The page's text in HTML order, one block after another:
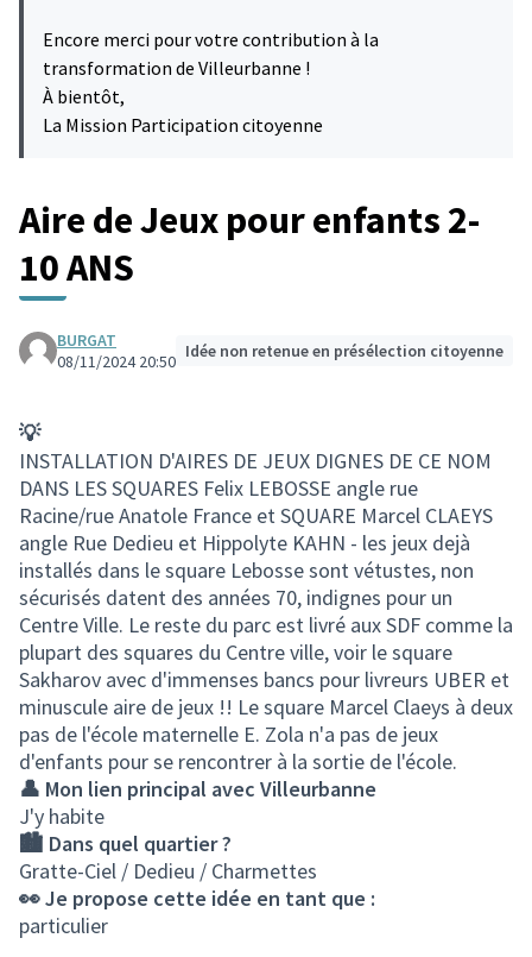
Encore merci pour votre contribution à la
transformation de Villeurbanne !
À bientôt,
La Mission Participation citoyenne
Aire de Jeux pour enfants 2-
10 ANS
BURGAT
08/11/2024 20:50 Idée non retenue en présélection citoyenne
💡
INSTALLATION D'AIRES DE JEUX DIGNES DE CE NOM
DANS LES SQUARES Felix LEBOSSE angle rue
Racine/rue Anatole France et SQUARE Marcel CLAEYS
angle Rue Dedieu et Hippolyte KAHN - les jeux dejà
installés dans le square Lebosse sont vétustes, non
sécurisés datent des années 70, indignes pour un
Centre Ville. Le reste du parc est livré aux SDF comme la
plupart des squares du Centre ville, voir le square
Sakharov avec d'immenses bancs pour livreurs UBER et
minuscule aire de jeux !! Le square Marcel Claeys à deux
pas de l'école maternelle E. Zola n'a pas de jeux
d'enfants pour se rencontrer à la sortie de l'école.
👤 Mon lien principal avec Villeurbanne
J'y habite
🏙️ Dans quel quartier ?
Gratte-Ciel / Dedieu / Charmettes
👀 Je propose cette idée en tant que :
particulier